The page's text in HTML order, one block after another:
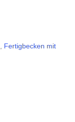
Fertigbecken mit